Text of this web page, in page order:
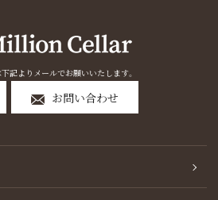
記よりメールでお願いいたします。
お問い合わせ